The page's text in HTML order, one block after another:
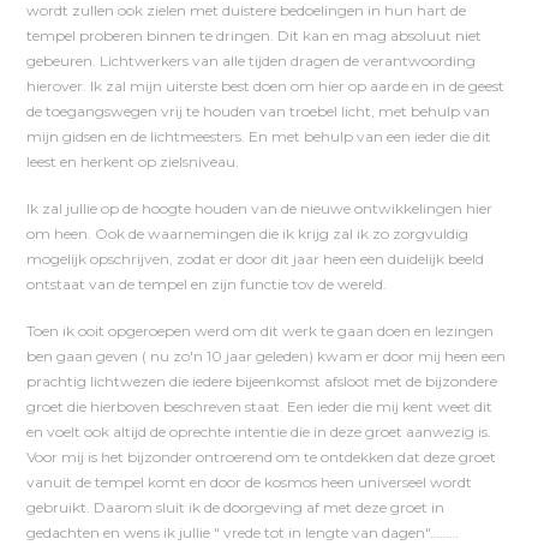
wordt zullen ook zielen met duistere bedoelingen in hun hart de
tempel proberen binnen te dringen. Dit kan en mag absoluut niet
gebeuren. Lichtwerkers van alle tijden dragen de verantwoording
hierover. Ik zal mijn uiterste best doen om hier op aarde en in de geest
de toegangswegen vrij te houden van troebel licht, met behulp van
mijn gidsen en de lichtmeesters. En met behulp van een ieder die dit
leest en herkent op zielsniveau.
Ik zal jullie op de hoogte houden van de nieuwe ontwikkelingen hier
om heen. Ook de waarnemingen die ik krijg zal ik zo zorgvuldig
mogelijk opschrijven, zodat er door dit jaar heen een duidelijk beeld
ontstaat van de tempel en zijn functie tov de wereld.
Toen ik ooit opgeroepen werd om dit werk te gaan doen en lezingen
ben gaan geven ( nu zo'n 10 jaar geleden) kwam er door mij heen een
prachtig lichtwezen die iedere bijeenkomst afsloot met de bijzondere
groet die hierboven beschreven staat. Een ieder die mij kent weet dit
en voelt ook altijd de oprechte intentie die in deze groet aanwezig is.
Voor mij is het bijzonder ontroerend om te ontdekken dat deze groet
vanuit de tempel komt en door de kosmos heen universeel wordt
gebruikt. Daarom sluit ik de doorgeving af met deze groet in
gedachten en wens ik jullie " vrede tot in lengte van dagen"………